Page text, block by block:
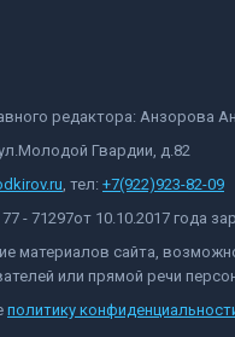
редактора: Анзорова
Гвардии, д.82
, тел: +7(922)923-82-09
- 71297от 10.10.2017 года
материалов сайта,
или прямой речи
политику